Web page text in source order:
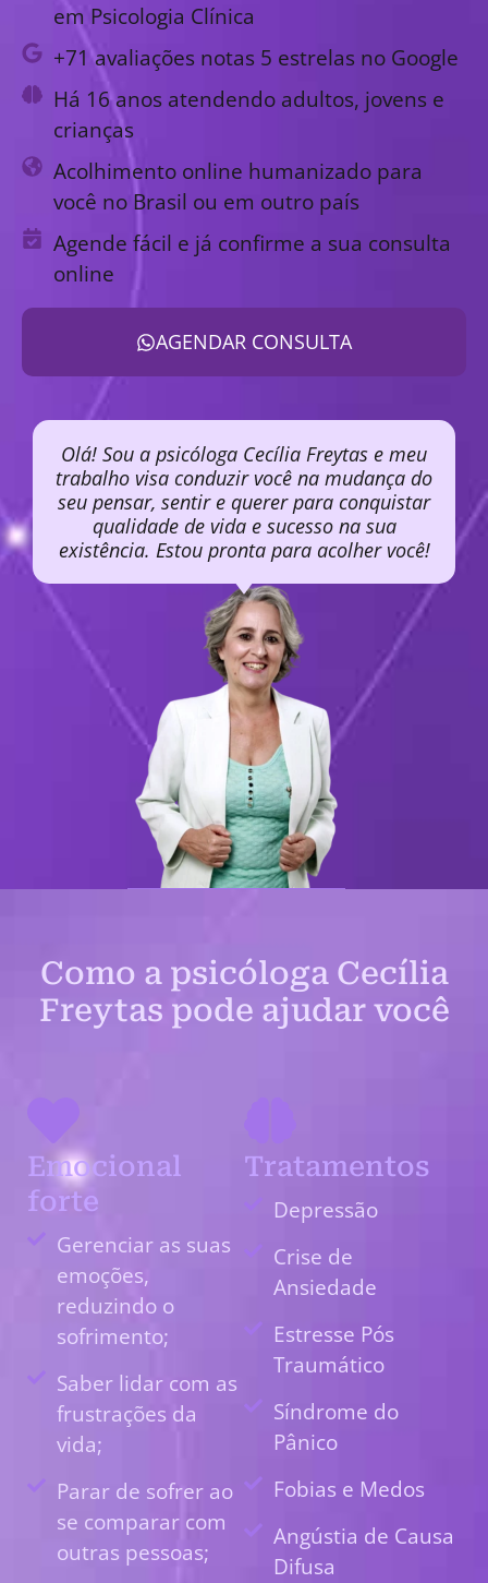
em Psicologia Clínica
+71 avaliações notas 5 estrelas no Google
Há 16 anos atendendo adultos, jovens e
crianças
Acolhimento online humanizado para
você no Brasil ou em outro país
Agende fácil e já confirme a sua consulta
online
AGENDAR CONSULTA
Olá! Sou a psicóloga Cecília Freytas e meu
trabalho visa conduzir você na mudança do
seu pensar, sentir e querer para conquistar
qualidade de vida e sucesso na sua
existência. Estou pronta para acolher você!
Como a psicóloga Cecília
Freytas pode ajudar você
Emocional
forte
Gerenciar as suas
emoções,
reduzindo o
sofrimento;
Saber lidar com as
frustrações da
vida;
Parar de sofrer ao
se comparar com
outras pessoas;
Tratamentos
Depressão
Crise de
Ansiedade
Estresse Pós
Traumático
Síndrome do
Pânico
Fobias e Medos
Angústia de Causa
Difusa